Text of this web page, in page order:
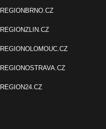
REGIONBRNO.CZ
REGIONZLIN.CZ
REGIONOLOMOUC.CZ
REGIONOSTRAVA.CZ
REGION24.CZ